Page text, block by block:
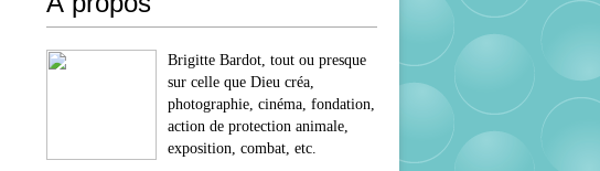
Brigitte Bardot, tout ou presque
sur celle que Dieu créa,
photographie, cinéma, fondation,
action de protection animale,
exposition, combat, etc.